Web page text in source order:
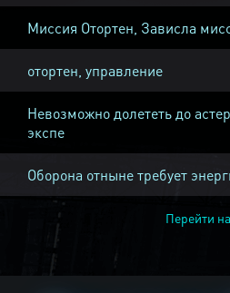
Миссия Отортен, Зависла
отортен, управление
Невозможно долететь до
экспе
Оборона отныне требует
Перейти